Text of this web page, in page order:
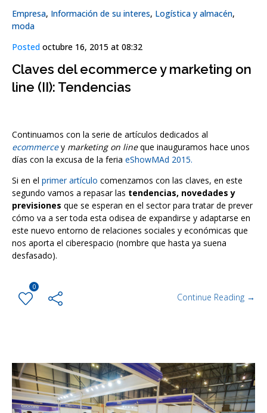
Empresa, Información de su interes, Logística y almacén,
moda
Posted octubre 16, 2015 at 08:32
Claves del ecommerce y marketing on
line (II): Tendencias
Continuamos con la serie de artículos dedicados al
ecommercey marketing on lineque inauguramos hace unos
días con la excusa de la feria eShowMAd 2015.
Si en el primer artículo comenzamos con las claves, en este
segundo vamos a repasar las tendencias, novedades y
previsiones que se esperan en el sector para tratar de prever
cómo va a ser toda esta odisea de expandirse y adaptarse en
este nuevo entorno de relaciones sociales y económicas que
nos aporta el ciberespacio (nombre que hasta ya suena
desfasado).
0
Continue Reading →